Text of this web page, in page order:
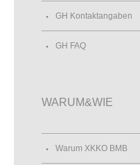
GH Kontaktangaben
GH FAQ
WARUM&WIE
Warum XKKO BMB